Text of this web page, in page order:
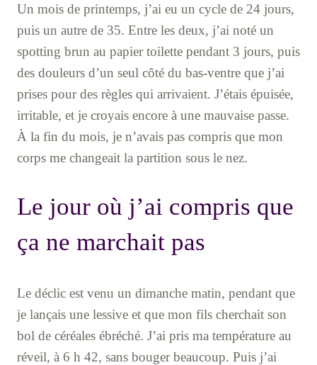
Un mois de printemps, j’ai eu un cycle de 24 jours,
puis un autre de 35. Entre les deux, j’ai noté un
spotting brun au papier toilette pendant 3 jours, puis
des douleurs d’un seul côté du bas-ventre que j’ai
prises pour des règles qui arrivaient. J’étais épuisée,
irritable, et je croyais encore à une mauvaise passe.
À la fin du mois, je n’avais pas compris que mon
corps me changeait la partition sous le nez.
Le jour où j’ai compris que
ça ne marchait pas
Le déclic est venu un dimanche matin, pendant que
je lançais une lessive et que mon fils cherchait son
bol de céréales ébréché. J’ai pris ma température au
réveil, à 6 h 42, sans bouger beaucoup. Puis j’ai